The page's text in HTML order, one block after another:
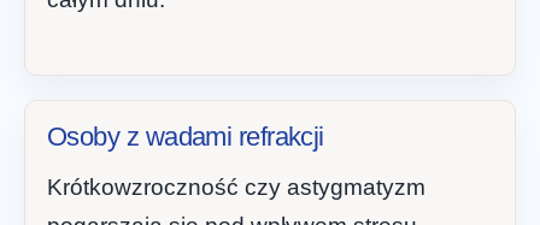
Osoby z wadami refrakcji
Krótkowzroczność czy astygmatyzm